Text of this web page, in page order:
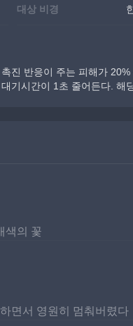
대상 비경
진 반응이 주는 피해가
기시간이 1초 줄어든다. 해
색의 꽃
면서 영원히 멈춰버렸다